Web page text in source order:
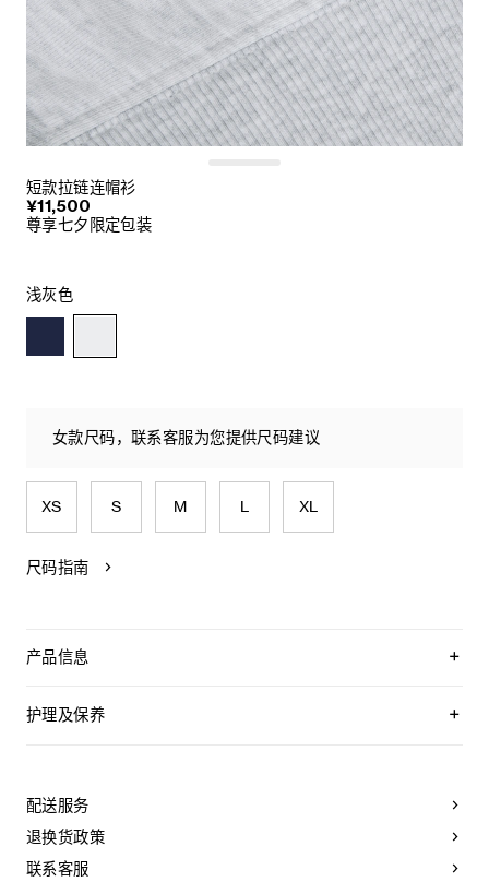
短款拉链连帽衫
¥11,500
尊享七夕限定包装
浅灰色
女款尺码，联系客服为您提供尺码建议
XS S M L XL
尺码指南
产品信息
TRIOMPHE刺绣
罗纹饰边
拉链开合
葡萄牙制造
编号：RY0U6510Z.10PG
护理及保养
悬挂晾干，无需脱水。
最高熨烫温度：110°C / 230°F
不可使用蒸汽。
不可干洗。
配送服务
退换货政策
联系客服